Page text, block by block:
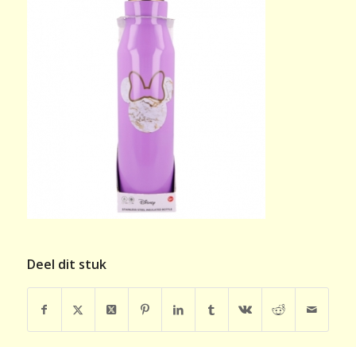
Deel dit stuk